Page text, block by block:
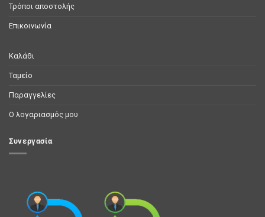
Τρόποι αποστολής
Επικοινωνία
Καλάθι
Ταμείο
Παραγγελίες
Ο λογαριασμός μου
Συνεργασία